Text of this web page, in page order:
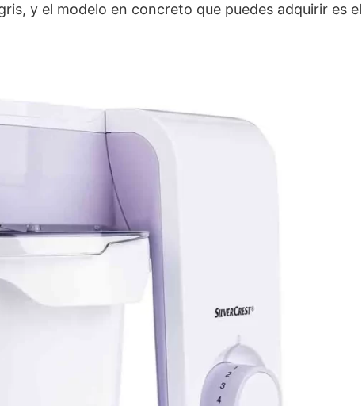
y el modelo en concreto que puedes adquirir es el